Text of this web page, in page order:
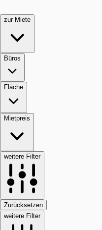
zur Miete
Büros
Fläche
Mietpreis
weitere Filter
Zurücksetzen
weitere Filter